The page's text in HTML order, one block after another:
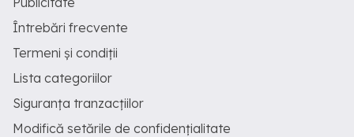
Întrebări frecvente
Termeni și condiții
Lista categoriilor
Siguranța tranzacțiilor
Modifică setările de confidențialitate